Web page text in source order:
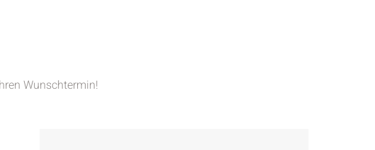
Wunschtermin!